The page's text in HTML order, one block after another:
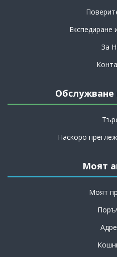
Експедиране
За
Обслужване
Наскоро
Моят
Моят